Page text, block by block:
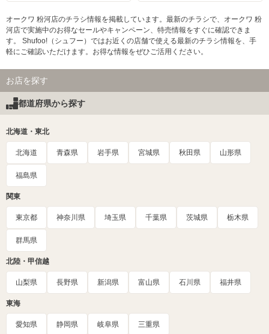
オークワ 粉河店のチラシ情報を掲載しています。最新のチラシで、オークワ 粉
河店で実施中のお得なセールやキャンペーン、特売情報をすぐに確認できま
す。 Shufoo!（シュフー）ではお近くの店舗で使える最新のチラシ情報を、手
軽にご確認いただけます。お得な情報をぜひご活用ください。
お店を探す
都道府県から探す
北海道・東北
北海道 青森県 岩手県 宮城県 秋田県 山形県
福島県
関東
東京都 神奈川県 埼玉県 千葉県 茨城県 栃木県
群馬県
北陸・甲信越
山梨県 長野県 新潟県 富山県 石川県 福井県
東海
愛知県 静岡県 岐阜県 三重県